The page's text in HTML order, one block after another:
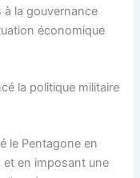
la gouvernance
économique
la politique militaire
le Pentagone en
en imposant une